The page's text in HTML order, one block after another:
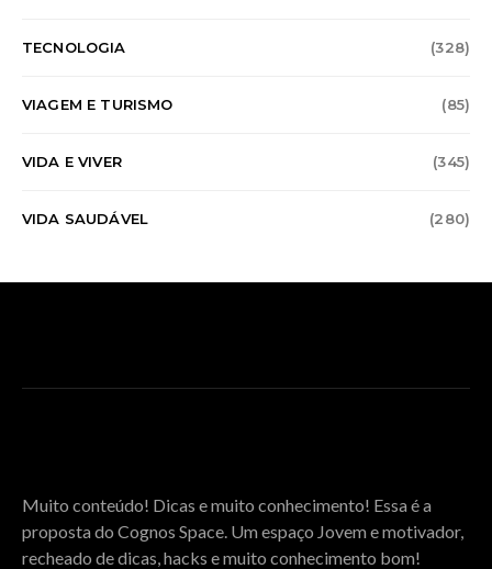
TECNOLOGIA (328)
VIAGEM E TURISMO (85)
VIDA E VIVER (345)
VIDA SAUDÁVEL (280)
Muito conteúdo! Dicas e muito conhecimento! Essa é a
proposta do Cognos Space. Um espaço Jovem e motivador,
recheado de dicas, hacks e muito conhecimento bom!